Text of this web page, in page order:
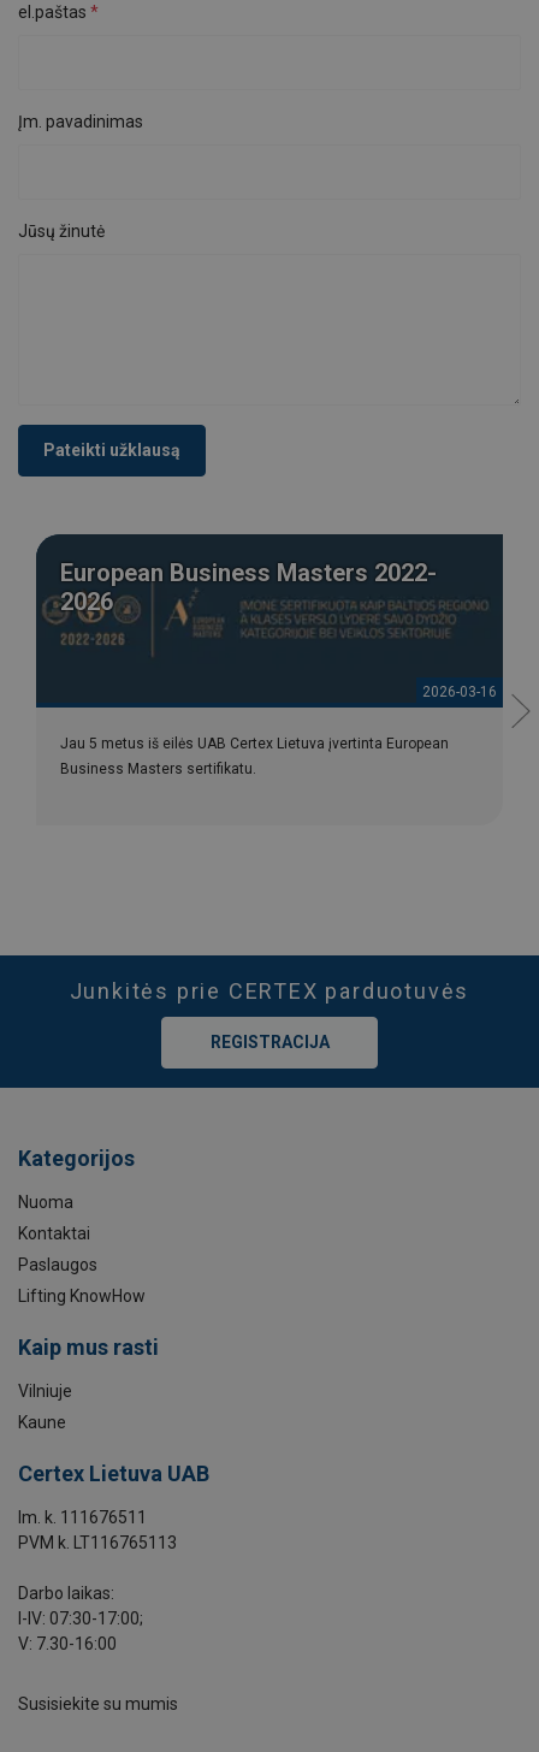
el.paštas
Įm. pavadinimas
Jūsų žinutė
Pateikti užklausą
European Business Masters 2022-
2026
2026-03-16
Jau 5 metus iš eilės UAB Certex Lietuva įvertinta European
Business Masters sertifikatu.
Junkitės prie CERTEX parduotuvės
REGISTRACIJA
Kategorijos
Nuoma
Kontaktai
Paslaugos
Lifting KnowHow
Kaip mus rasti
Vilniuje
Kaune
Certex Lietuva UAB
Im. k. 111676511
PVM k. LT116765113
Darbo laikas:
I-IV: 07:30-17:00;
V: 7.30-16:00
Susisiekite su mumis